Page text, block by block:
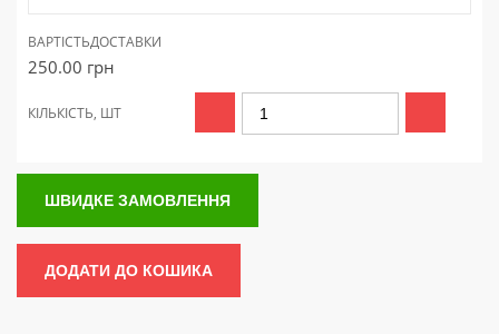
ВАРТІСТЬДОСТАВКИ
250.00 грн
КІЛЬКІСТЬ, ШТ
ШВИДКЕ ЗАМОВЛЕННЯ
ДОДАТИ ДО КОШИКА